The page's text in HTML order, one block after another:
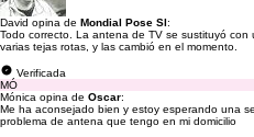
David opina de Mondial Pose Sl:
Todo correcto. La antena de TV se sustituyó
varias tejas rotas, y las cambió en el momento.
Verificada
MÓ
Mónica opina de Oscar:
Me ha aconsejado bien y estoy esperando una
problema de antena que tengo en mi domicilio